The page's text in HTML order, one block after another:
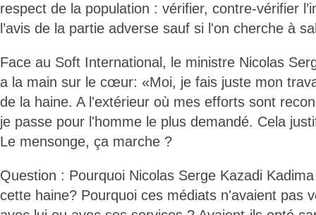
respect de la population : vérifier, contre-vérifier
l’avis de la partie adverse sauf si l'on cherche à
Face au Soft International, le ministre Nicolas
a la main sur le cœur: «Moi, je fais juste mon
de la haine. A l'extérieur où mes efforts sont
je passe pour l'homme le plus demandé. Cela
Le mensonge, ça marche ?
Question : Pourquoi Nicolas Serge Kazadi
cette haine? Pourquoi ces médiats n'avaient pas